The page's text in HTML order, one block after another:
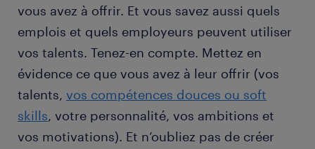
vous avez à offrir. Et vous savez aussi quels
emplois et quels employeurs peuvent utiliser
vos talents. Tenez-en compte. Mettez en
évidence ce que vous avez à leur offrir (vos
talents, vos compétences douces ou soft
skills, votre personnalité, vos ambitions et
vos motivations). Et n’oubliez pas de créer